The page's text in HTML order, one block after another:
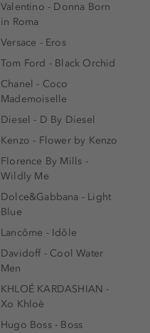
Valentino - Donna Born
in Roma
Versace - Eros
Tom Ford - Black Orchid
Chanel - Coco
Mademoiselle
Diesel - D By Diesel
Kenzo - Flower by Kenzo
Florence By Mills -
Wildly Me
Dolce&Gabbana - Light
Blue
Lancôme - Idôle
Davidoff - Cool Water
Men
KHLOÉ KARDASHIAN -
Xo Khloè
Hugo Boss - Boss